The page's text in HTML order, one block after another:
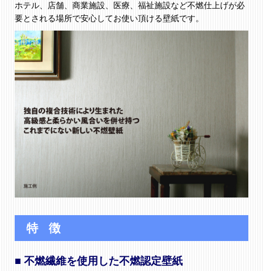
ホテル、店舗、商業施設、医療、福祉施設など不燃仕上げが必
要とされる場所で安心してお使い頂ける壁紙です。
特 徴
■ 不燃繊維を使用した不燃認定壁紙